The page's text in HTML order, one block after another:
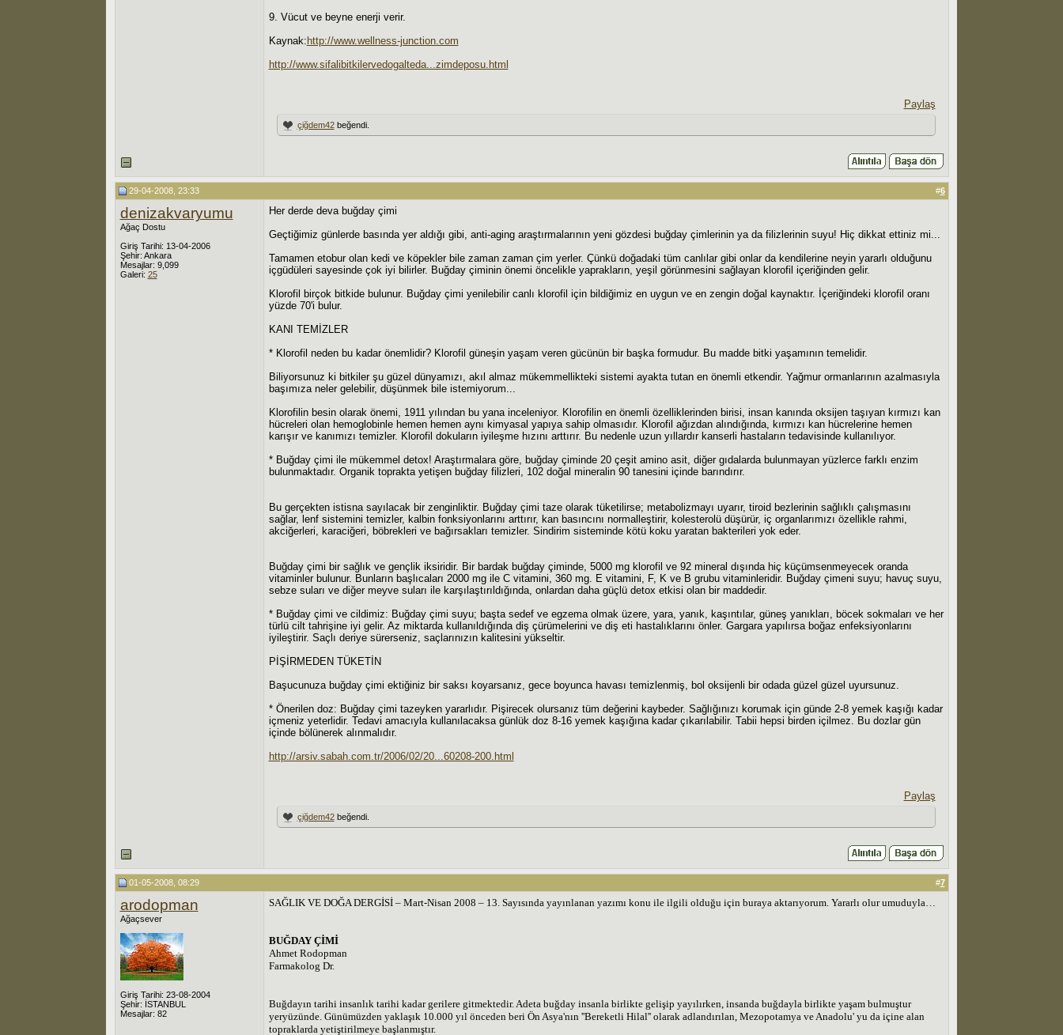
9. Vücut ve beyne enerji verir.
Kaynak: http://www.wellness-junction.com
http://www.sifalibitkilervedogalteda...zimdeposu.html
Paylaş
çiğdem42beğendi.
29-04-2008, 23:33 #6
denizakvaryumu
Ağaç Dostu
Giriş Tarihi: 13-04-2006
Şehir: Ankara
Mesajlar: 9,099
Galeri: 25
Her derde deva buğday çimi
Geçtiğimiz günlerde basında yer aldığı gibi, anti-aging araştırmalarının yeni gözdesi buğday çimlerinin ya da filizlerinin suyu! Hiç dikkat ettiniz mi...
Tamamen etobur olan kedi ve köpekler bile zaman zaman çim yerler. Çünkü doğadaki tüm canlılar gibi onlar da kendilerine neyin yararlı olduğunu
içgüdüleri sayesinde çok iyi bilirler. Buğday çiminin önemi öncelikle yaprakların, yeşil görünmesini sağlayan klorofil içeriğinden gelir.
Klorofil birçok bitkide bulunur. Buğday çimi yenilebilir canlı klorofil için bildiğimiz en uygun ve en zengin doğal kaynaktır. İçeriğindeki klorofil oranı
yüzde 70'i bulur.
KANI TEMİZLER
* Klorofil neden bu kadar önemlidir? Klorofil güneşin yaşam veren gücünün bir başka formudur. Bu madde bitki yaşamının temelidir.
Biliyorsunuz ki bitkiler şu güzel dünyamızı, akıl almaz mükemmellikteki sistemi ayakta tutan en önemli etkendir. Yağmur ormanlarının azalmasıyla
başımıza neler gelebilir, düşünmek bile istemiyorum...
Klorofilin besin olarak önemi, 1911 yılından bu yana inceleniyor. Klorofilin en önemli özelliklerinden birisi, insan kanında oksijen taşıyan kırmızı kan
hücreleri olan hemoglobinle hemen hemen aynı kimyasal yapıya sahip olmasıdır. Klorofil ağızdan alındığında, kırmızı kan hücrelerine hemen
karışır ve kanımızı temizler. Klorofil dokuların iyileşme hızını arttırır. Bu nedenle uzun yıllardır kanserli hastaların tedavisinde kullanılıyor.
* Buğday çimi ile mükemmel detox! Araştırmalara göre, buğday çiminde 20 çeşit amino asit, diğer gıdalarda bulunmayan yüzlerce farklı enzim
bulunmaktadır. Organik toprakta yetişen buğday filizleri, 102 doğal mineralin 90 tanesini içinde barındırır.
Bu gerçekten istisna sayılacak bir zenginliktir. Buğday çimi taze olarak tüketilirse; metabolizmayı uyarır, tiroid bezlerinin sağlıklı çalışmasını
sağlar, lenf sistemini temizler, kalbin fonksiyonlarını arttırır, kan basıncını normalleştirir, kolesterolü düşürür, iç organlarımızı özellikle rahmi,
akciğerleri, karaciğeri, böbrekleri ve bağırsakları temizler. Sindirim sisteminde kötü koku yaratan bakterileri yok eder.
Buğday çimi bir sağlık ve gençlik iksiridir. Bir bardak buğday çiminde, 5000 mg klorofil ve 92 mineral dışında hiç küçümsenmeyecek oranda
vitaminler bulunur. Bunların başlıcaları 2000 mg ile C vitamini, 360 mg. E vitamini, F, K ve B grubu vitaminleridir. Buğday çimeni suyu; havuç suyu,
sebze suları ve diğer meyve suları ile karşılaştırıldığında, onlardan daha güçlü detox etkisi olan bir maddedir.
* Buğday çimi ve cildimiz: Buğday çimi suyu; başta sedef ve egzema olmak üzere, yara, yanık, kaşıntılar, güneş yanıkları, böcek sokmaları ve her
türlü cilt tahrişine iyi gelir. Az miktarda kullanıldığında diş çürümelerini ve diş eti hastalıklarını önler. Gargara yapılırsa boğaz enfeksiyonlarını
iyileştirir. Saçlı deriye sürerseniz, saçlarınızın kalitesini yükseltir.
PİŞİRMEDEN TÜKETİN
Başucunuza buğday çimi ektiğiniz bir saksı koyarsanız, gece boyunca havası temizlenmiş, bol oksijenli bir odada güzel güzel uyursunuz.
* Önerilen doz: Buğday çimi tazeyken yararlıdır. Pişirecek olursanız tüm değerini kaybeder. Sağlığınızı korumak için günde 2-8 yemek kaşığı kadar
içmeniz yeterlidir. Tedavi amacıyla kullanılacaksa günlük doz 8-16 yemek kaşığına kadar çıkarılabilir. Tabii hepsi birden içilmez. Bu dozlar gün
içinde bölünerek alınmalıdır.
http://arsiv.sabah.com.tr/2006/02/20...60208-200.html
Paylaş
çiğdem42beğendi.
01-05-2008, 08:29 #7
arodopman
Ağaçsever
Giriş Tarihi: 23-08-2004
Şehir: İSTANBUL
Mesajlar: 82
SAĞLIK VE DOĞA DERGİSİ – Mart-Nisan 2008 – 13. Sayısında yayınlanan yazımı konu ile ilgili olduğu için buraya aktarıyorum. Yararlı olur umuduyla…
BUĞDAY ÇİMİ
Ahmet Rodopman
Farmakolog Dr.
Buğdayın tarihi insanlık tarihi kadar gerilere gitmektedir. Adeta buğday insanla birlikte gelişip yayılırken, insanda buğdayla birlikte yaşam bulmuştur
yeryüzünde. Günümüzden yaklaşık 10.000 yıl önceden beri Ön Asya'nın ''Bereketli Hilal'' olarak adlandırılan, Mezopotamya ve Anadolu' yu da içine alan
topraklarda yetiştirilmeye başlanmıştır.